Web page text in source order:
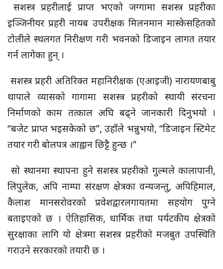
सशस्त्र प्रहरीलाई प्राप्त भएको जग्गामा सशस्त्र प्रहरीका
इञ्जिनीयर प्रहरी नायब उपरीक्षक मिलनमान मास्केसहितको
टोलीले स्थलगत निरीक्षण गरी भवनको डिजाइन लागत तयार
गर्न लागेका हुन् ।
सशस्त्र प्रहरी अतिरिक्त महानिरीक्षक (एआइजी) नारायणबाबु
थापाले व्यासको गागामा सशस्त्र प्रहरीको स्थायी संरचना
निर्माणको काम तत्काल अघि बढ्ने जानकारी दिनुभयो ।
“बजेट प्राप्त भइसकेको छ”, उहाँले भन्नुभयो, “डिजाइन स्टिमेट
तयार गरी बोलपत्र आह्वान छिट्टै हुन्छ ।”
सो स्थानमा स्थापना हुने सशस्त्र प्रहरीको गुल्मले कालापानी,
लिपुलेक, अपि नाम्पा संरक्षण क्षेत्रका वन्यजन्तु, अपिहिमाल,
कैलाश मानसरोवरको प्रवेशद्वारलगायतमा सहयोग पुग्ने
बताइएको छ । ऐतिहासिक, धार्मिक तथा पर्यटकीय क्षेत्रको
सुरक्षाका लागि यो क्षेत्रमा सशस्त्र प्रहरीको मजबुत उपस्थिति
गराउने सरकारको तयारी छ ।